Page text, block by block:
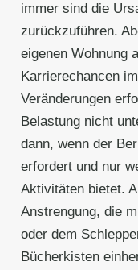
immer sind die
zurückzuführen.
eigenen Wohnung
Karrierechancen
Veränderungen
Belastung nicht
dann, wenn der
erfordert und nur
Aktivitäten bietet.
Anstrengung, die
oder dem
Bücherkisten